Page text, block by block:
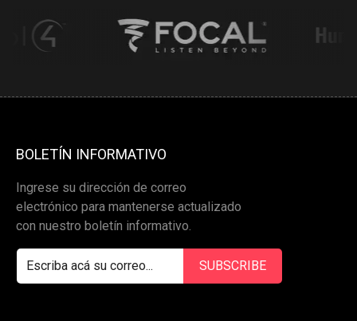
BOLETÍN INFORMATIVO
Ingrese su dirección de correo
electrónico para mantenerse actualizado
con nuestro boletín informativo.